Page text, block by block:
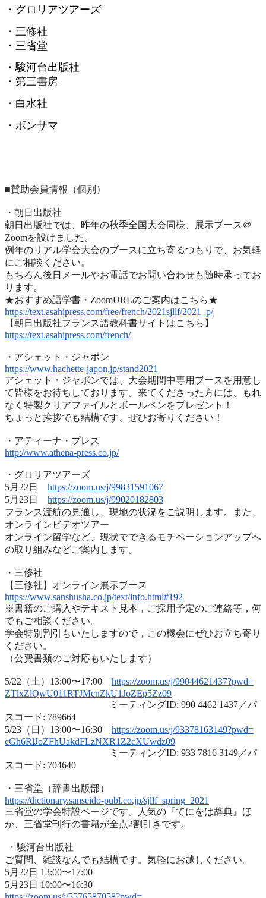
・グロリアツアーズ
・三修社
・三省堂
・駿河台出版社
・第三書房
・白水社
・ボンサマ
■賛助会員情報（個別）
・朝日出版社
朝日出版社では、昨年の秋季全国大会同様、展示ブース＠
Zoomを設けました。
例年のリアル学会大会のブースに立ち寄るつもりで、 お気軽
にご相談ください。
もちろん後日メールやお電話でお問い合わせも随時承ってお
ります。
★おすすめ語学書・ZoomURLのご案内はこちら★
https://text.asahipress.com/free/french/2021sjllf/2021_p/
【朝日出版社フランス語教科書サイトはこちら】
https://text.asahipress.com/french/
・アシェット・ジャポン
https://www.hachette-japon.jp/stand2021
アシェット・ジャポンでは、 大会期間中専用ブースを用意し
て皆様をお待ちしております。 来てくださった方には、
もれ
なく特製クリアファイルとボールペンをプレゼント！
ちょっと挨拶でも結構です、ぜひお寄りください！
・アティーナ・プレス
http://www.athena-press.co.jp/
・グロリアツアーズ
5月22日 https://zoom.us/j/99831591067
5月23日 https://zoom.us/j/99020182803
フランス渡航の見通し、現地の状況をご説明します。また、
オンラインビデオツアー
オンライン留学など、 現状でできるモチベーションアップへ
の取り組みなどご案内します。
・三修社
【三修社】オンライン展示ブース
https://www.sanshusha.co.jp/text/info.html#192
※書籍のご購入やテキスト見本，ご採用予定のご連絡等， 何
でもご相談ください。
学会特別割引もいたしますので， この機会にぜひお立ち寄り
ください。
（公費書類のご対応もいたします）
5/22（土）13:00〜17:00 https://zoom.us/j/99044621437?pwd=
ZTlxZlQwU011RTJMcnZkU1JoZEp5Zz09
ミーティングID: 990 4462 1437／パ
スコード: 789664
5/23（日）13:00〜16:30 https://zoom.us/j/93378163149?pwd=
cGh6RlJoZFhUakdFLzNXR1Z2cXUwdz09
ミーティングID: 933 7816 3149／パ
スコード: 704640
・三省堂（辞書出版部）
https://dictionary.sanseido-publ.co.jp/sjllf_spring_2021
三省堂の学会特設ページです。人気の『てにをは辞典』ほ
か、 三省堂刊行の書籍が全点2割引きです。
・駿河台出版社
ご質問、雑談なんでも結構です。気軽にお越しください。
5月22日 13:00〜17:00
5月23日 10:00〜16:30